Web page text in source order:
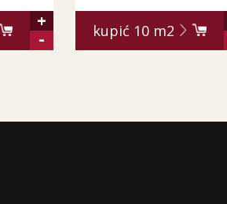
+
-
kupić 10m2